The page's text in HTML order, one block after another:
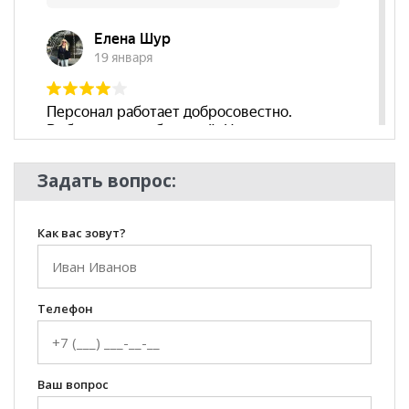
Задать вопрос:
Как вас зовут?
Телефон
Ваш вопрос